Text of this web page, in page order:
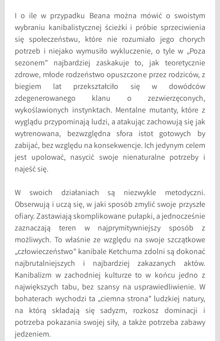
I o ile w przypadku Beana można mówić o swoistym
wybraniu kanibalistycznej ścieżki i próbie sprzeciwienia
się społeczeństwu, które nie rozumiało jego chorych
potrzeb i niejako wymusiło wykluczenie, o tyle w „Poza
sezonem” najbardziej zaskakuje to, jak teoretycznie
zdrowe, młode rodzeństwo opuszczone przez rodziców, z
biegiem lat przekształciło się w dowódców
zdegenerowanego klanu o zezwierzęconych,
wykoślawionych instynktach. Mentalne mutanty, które z
wyglądu przypominają ludzi, a atakując zachowują się jak
wytrenowana, bezwzględna sfora istot gotowych by
zabijać, bez względu na konsekwencje. Ich jedynym celem
jest upolować, nasycić swoje nienaturalne potrzeby i
najeść się.
W swoich działaniach są niezwykle metodyczni.
Obserwują i uczą się, w jaki sposób zmylić swoje przyszłe
ofiary. Zastawiają skomplikowane pułapki, a jednocześnie
zaznaczają teren w najprymitywniejszy sposób z
możliwych. To właśnie ze względu na swoje szczątkowe
„człowieczeństwo” kanibale Ketchuma zdolni są dokonać
najbrutalniejszych i najbardziej zakazanych aktów.
Kanibalizm w zachodniej kulturze to w końcu jedno z
największych tabu, bez szansy na usprawiedliwienie. W
bohaterach wychodzi ta „ciemna strona” ludzkiej natury,
na którą składają się sadyzm, rozkosz dominacji i
potrzeba pokazania swojej siły, a także potrzeba zabawy
jedzeniem.